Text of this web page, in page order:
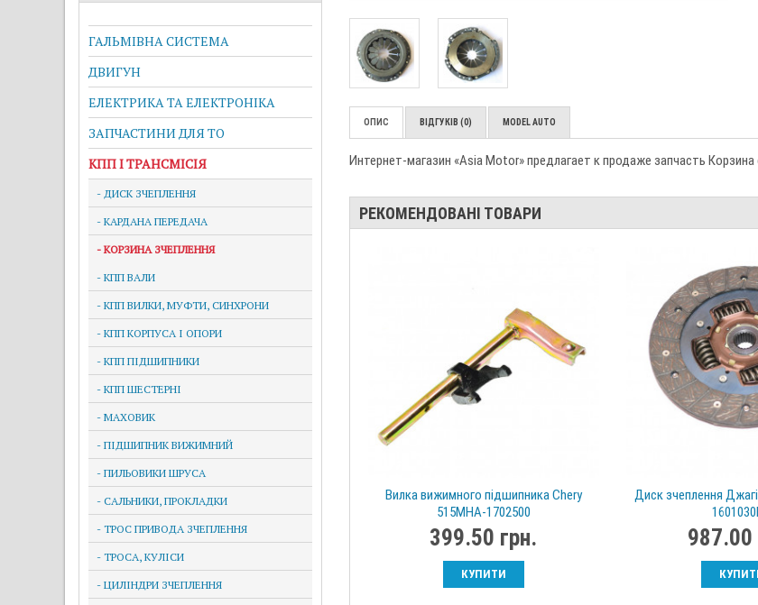
ГАЛЬМІВНА СИСТЕМА
ДВИГУН
ЕЛЕКТРИКА ТА ЕЛЕКТРОНІКА
ЗАПЧАСТИНИ ДЛЯ ТО
КПП І ТРАНСМІСІЯ
- ДИСК ЗЧЕПЛЕННЯ
- КАРДАНА ПЕРЕДАЧА
- КОРЗИНА ЗЧЕПЛЕННЯ
- КПП ВАЛИ
- КПП ВИЛКИ, МУФТИ, СИНХРОНИ
- КПП КОРПУСА І ОПОРИ
- КПП ПІДШИПНИКИ
- КПП ШЕСТЕРНІ
- МАХОВИК
- ПІДШИПНИК ВИЖИМНИЙ
- ПИЛЬОВИКИ ШРУСА
- САЛЬНИКИ, ПРОКЛАДКИ
- ТРОС ПРИВОДА ЗЧЕПЛЕННЯ
- ТРОСА, КУЛІСИ
- ЦИЛІНДРИ ЗЧЕПЛЕННЯ
ОПИС ВІДГУКІВ (0) MODEL AUTO
Интернет-магазин «Asia Motor» предлагает к продаже запчасть
РЕКОМЕНДОВАНІ ТОВАРИ
Вилка вижимного підшипника Chery
515MHA-1702500
399.50 грн.
КУПИТИ
Диск зчеплення
987.00